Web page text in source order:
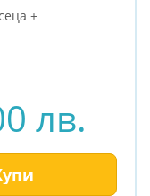
+
лв.